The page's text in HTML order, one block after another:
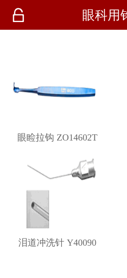
 眼科用
眼睑拉钩 ZO14602T
泪道冲洗针 Y40090